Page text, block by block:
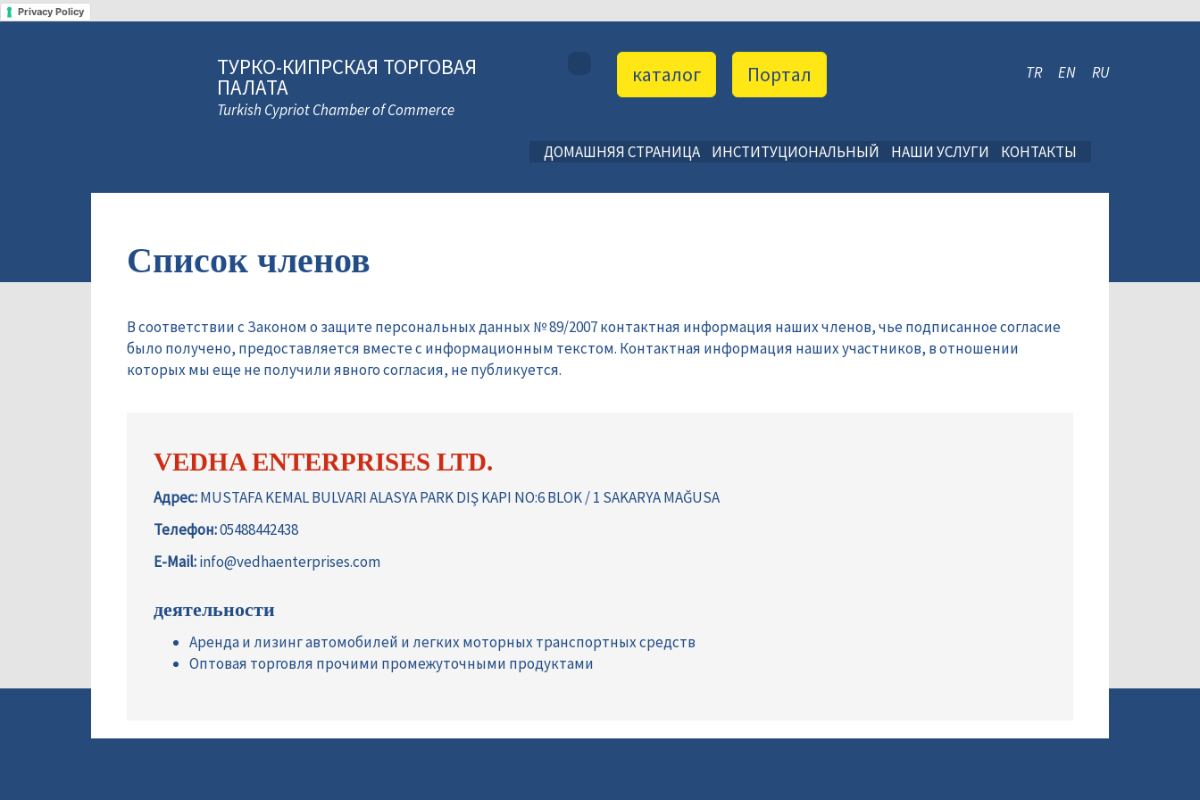
Privacy Policy
ТУРКО-КИПРСКАЯ ТОРГОВАЯ
ПАЛАТА
Turkish Cypriot Chamber of Commerce
TR EN RU
Портал
каталог
ДОМАШНЯЯ СТРАНИЦА ИНСТИТУЦИОНАЛЬНЫЙ НАШИ УСЛУГИ КОНТАКТЫ
Список членов
В соответствии с Законом о защите персональных данных № 89/2007 контактная информация наших членов, чье подписанное согласие
было получено, предоставляется вместе с информационным текстом. Контактная информация наших участников, в отношении
которых мы еще не получили явного согласия, не публикуется.
VEDHA ENTERPRISES LTD.
Адрес:MUSTAFA KEMAL BULVARI ALASYA PARK DIŞ KAPI NO:6 BLOK / 1 SAKARYA MAĞUSA
Телефон:05488442438
E-Mail:info@vedhaenterprises.com
деятельности
Аренда и лизинг автомобилей и легких моторных транспортных средств
Оптовая торговля прочими промежуточными продуктами